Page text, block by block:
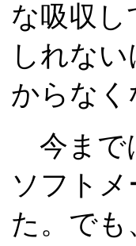
な吸収
しれな
からなく
今まで
ソフト
た。で